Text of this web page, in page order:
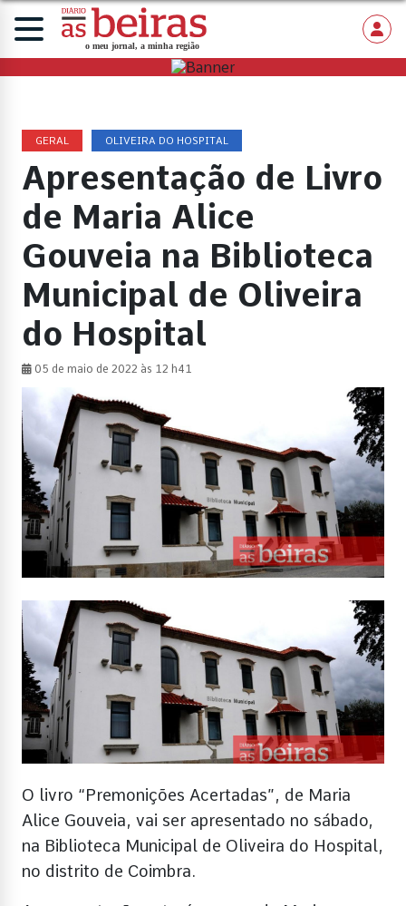
GERAL OLIVEIRA DO HOSPITAL
Apresentação de Livro
de Maria Alice
Gouveia na Biblioteca
Municipal de Oliveira
do Hospital
05 de maio de 2022 às 12 h41
O livro “Premonições Acertadas”, de Maria
Alice Gouveia, vai ser apresentado no sábado,
na Biblioteca Municipal de Oliveira do Hospital,
no distrito de Coimbra.